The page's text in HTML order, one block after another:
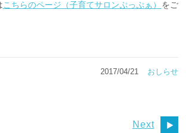
こちらのページ（子育てサロンぷっぷぁ） をご
2017/04/21 おしらせ
Next